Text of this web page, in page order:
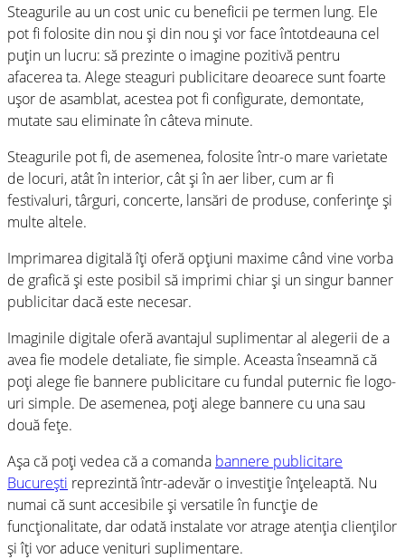
Steagurile au un cost unic cu beneficii pe termen lung. Ele
pot fi folosite din nou și din nou și vor face întotdeauna cel
puțin un lucru: să prezinte o imagine pozitivă pentru
afacerea ta. Alege steaguri publicitare deoarece sunt foarte
ușor de asamblat, acestea pot fi configurate, demontate,
mutate sau eliminate în câteva minute.
Steagurile pot fi, de asemenea, folosite într-o mare varietate
de locuri, atât în interior, cât și în aer liber, cum ar fi
festivaluri, târguri, concerte, lansări de produse, conferințe și
multe altele.
Imprimarea digitală îți oferă opțiuni maxime când vine vorba
de grafică și este posibil să imprimi chiar și un singur banner
publicitar dacă este necesar.
Imaginile digitale oferă avantajul suplimentar al alegerii de a
avea fie modele detaliate, fie simple. Aceasta înseamnă că
poți alege fie bannere publicitare cu fundal puternic fie logo-
uri simple. De asemenea, poți alege bannere cu una sau
două fețe.
Așa că poți vedea că a comanda bannere publicitare
București reprezintă într-adevăr o investiție înțeleaptă. Nu
numai că sunt accesibile și versatile în funcție de
funcționalitate, dar odată instalate vor atrage atenția clienților
și îți vor aduce venituri suplimentare.